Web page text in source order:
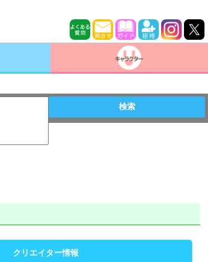
検索
クリエイター情報